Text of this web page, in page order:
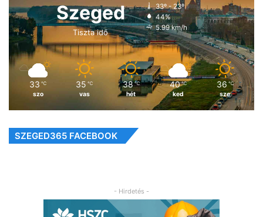
Szeged
Tiszta idő
33º - 23º
44%
5.99 km/h
33 ℃
szo
35 ℃
vas
38 ℃
hét
40 ℃
ked
36 ℃
sze
SZEGED365 FACEBOOK
- Hirdetés -